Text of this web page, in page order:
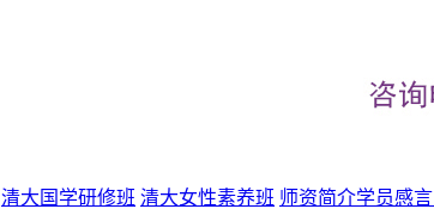
清大国学研修班 清大女性素养班 师资简介学员感言